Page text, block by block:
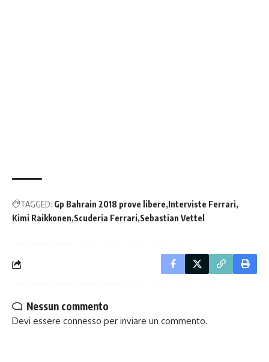
TAGGED: Gp Bahrain 2018 prove libere Interviste Ferrari
Kimi Raikkonen Scuderia Ferrari Sebastian Vettel
Nessun commento
Devi essere connesso per inviare un commento.